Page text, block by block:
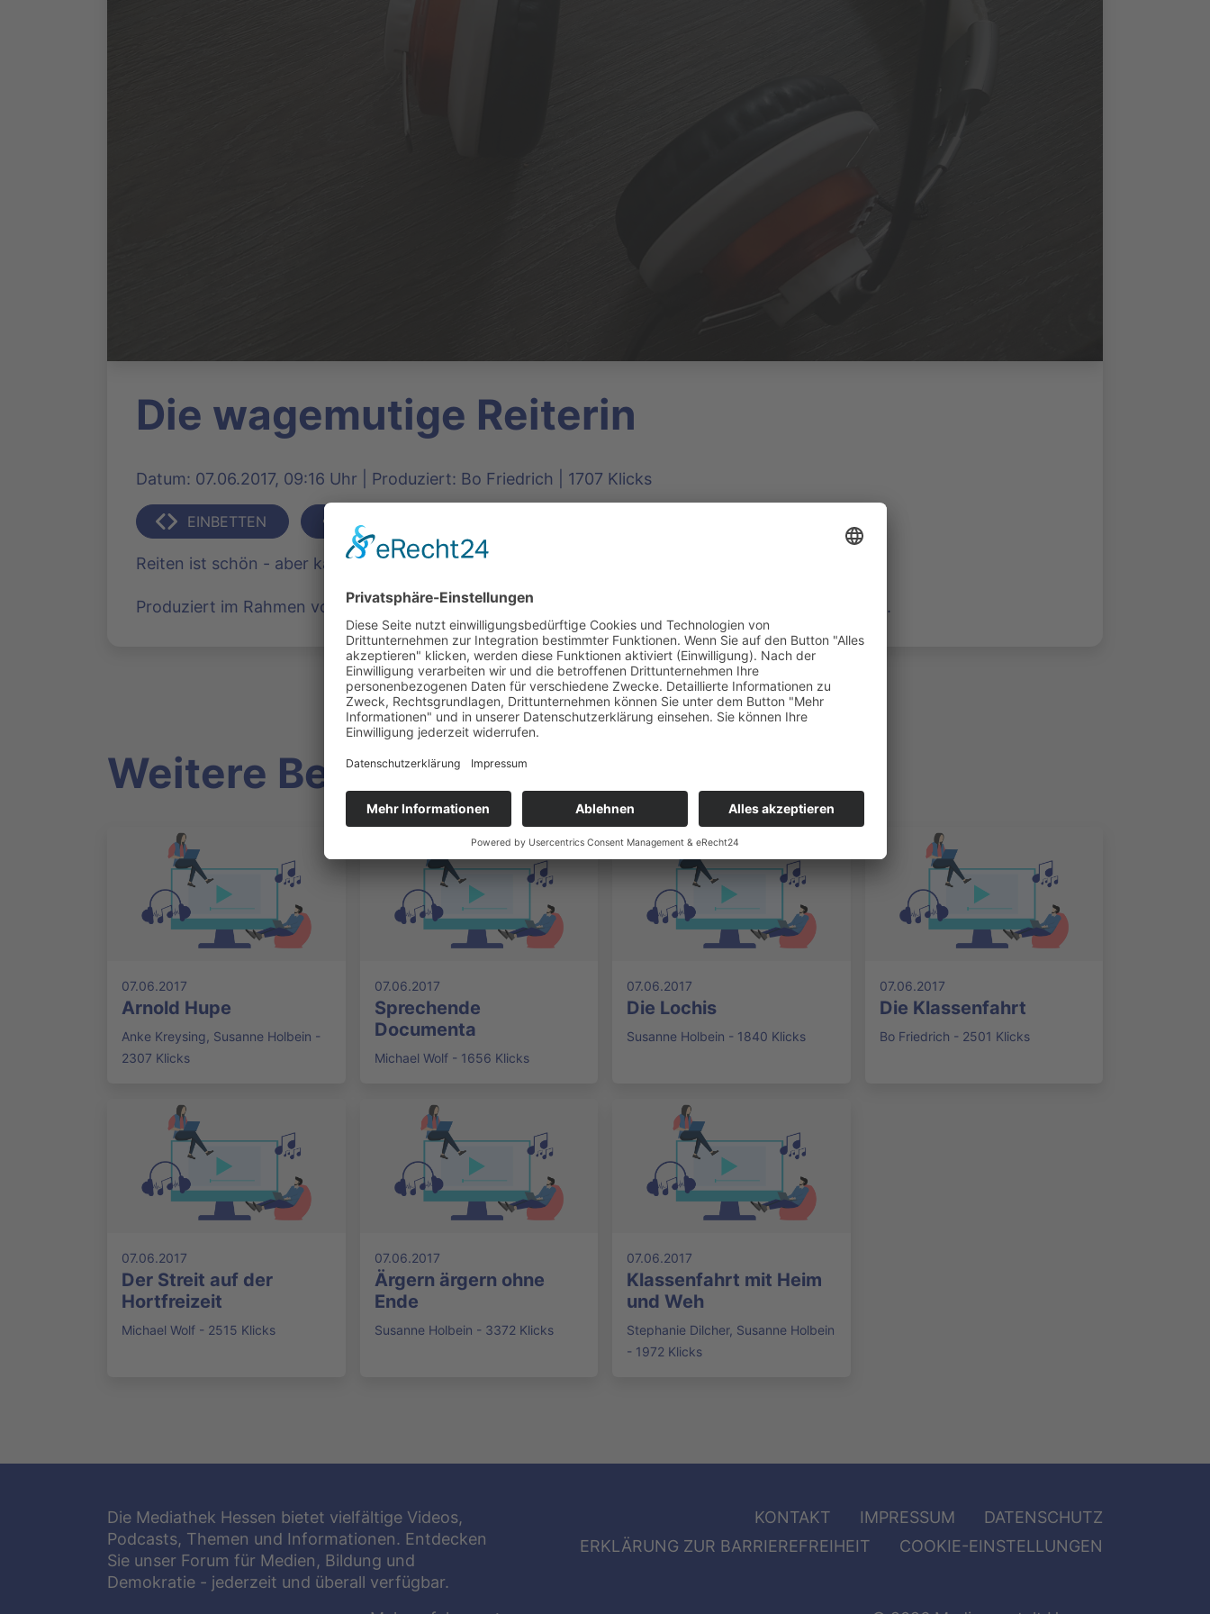
Die wagemutige Reiterin
Datum: 07.06.2017, 09:16 Uhr | Produziert: Bo Friedrich | 1707 Klicks
EINBETTEN TEILEN
Reiten ist schön - aber kann auch gefährlich sein - und manchmal siegt die Unvernunft.
Produziert im Rahmen von Medien machen Schule 2017 an der Grundschule im Bossental in Kassel.
Weitere Beiträge zum Thema
07.06.2017
Arnold Hupe
Anke Kreysing, Susanne Holbein -
2307 Klicks
07.06.2017
Sprechende
Documenta
Michael Wolf - 1656 Klicks
07.06.2017
Die Lochis
Susanne Holbein - 1840 Klicks
07.06.2017
Die Klassenfahrt
Bo Friedrich - 2501 Klicks
07.06.2017
Der Streit auf der
Hortfreizeit
Michael Wolf - 2515 Klicks
07.06.2017
Ärgern ärgern ohne
Ende
Susanne Holbein - 3372 Klicks
07.06.2017
Klassenfahrt mit Heim
und Weh
Stephanie Dilcher, Susanne Holbein
- 1972 Klicks
Die Mediathek Hessen bietet vielfältige Videos,
Podcasts, Themen und Informationen. Entdecken
Sie unser Forum für Medien, Bildung und
Demokratie - jederzeit und überall verfügbar.
KONTAKT IMPRESSUM
DATENSCHUTZ
ERKLÄRUNG ZUR BARRIEREFREIHEIT
COOKIE-EINSTELLUNGEN